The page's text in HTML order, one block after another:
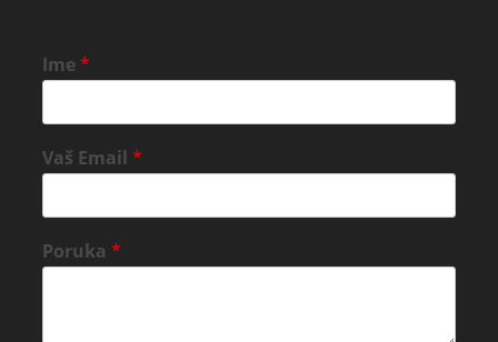
Ime*
Vaš Email*
Poruka*